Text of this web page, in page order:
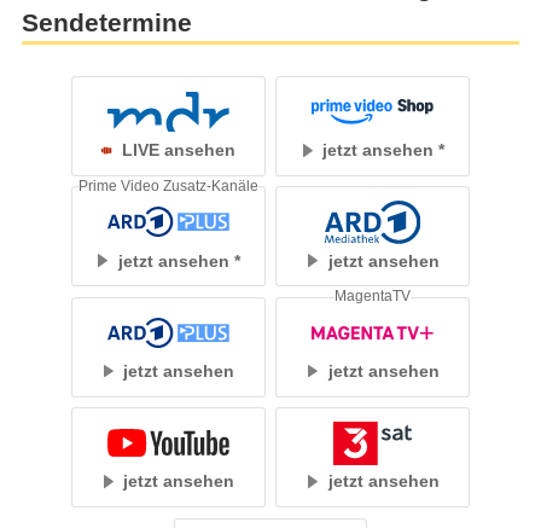
Sendetermine
LIVE ansehen jetzt ansehen
jetzt ansehen
Prime Video Zusatz-Kanäle
jetzt ansehen
jetzt ansehen jetzt ansehen
MagentaTV
jetzt ansehen jetzt ansehen